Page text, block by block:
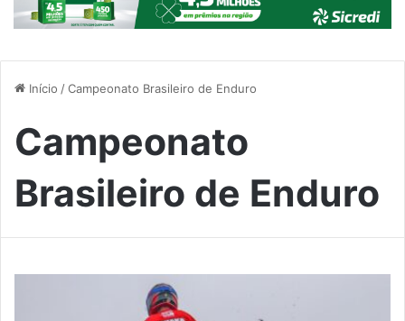
Início /Campeonato Brasileiro de Enduro
Campeonato
Brasileiro de Enduro